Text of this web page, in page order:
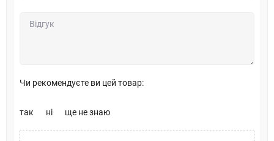
Чи рекомендуєте ви цей товар:
так ні ще не знаю